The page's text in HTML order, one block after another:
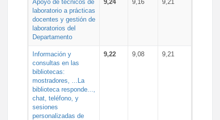
Apoyo de técnicos de
laboratorio a prácticas
docentes y gestión de
laboratorios del
Departamento
9,24 9,16 9,21
Información y
consultas en las
bibliotecas:
mostradores, ...La
biblioteca responde...,
chat, teléfono, y
sesiones
personalizadas de
9,22 9,08 9,21